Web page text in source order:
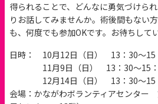
得られることで、どんなに勇気づけら
りお話してみませんか。術後間もない
も、何度でも参加OKです。お待ちしてい
日時： 10月12日（日） 13：30～15
11月9日（日） 13：30～15
12月14日（日） 13：30～15
会場：かながわボランティアセンタ